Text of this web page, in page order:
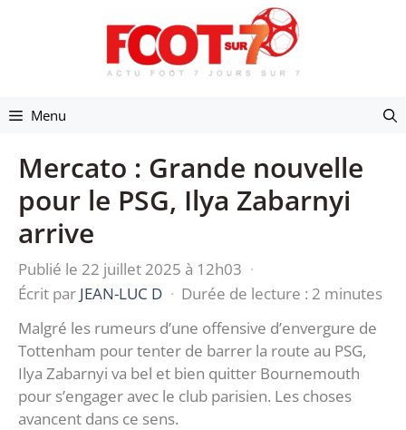
Menu
Mercato : Grande nouvelle
pour le PSG, Ilya Zabarnyi
arrive
Publié le 22 juillet 2025 à 12h03 ·
Écrit par JEAN-LUC D · Durée de lecture : 2 minutes
Malgré les rumeurs d’une offensive d’envergure de
Tottenham pour tenter de barrer la route au PSG,
Ilya Zabarnyi va bel et bien quitter Bournemouth
pour s’engager avec le club parisien. Les choses
avancent dans ce sens.